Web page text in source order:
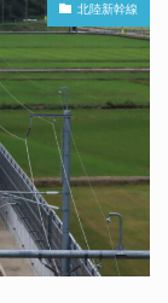
北陸新幹線